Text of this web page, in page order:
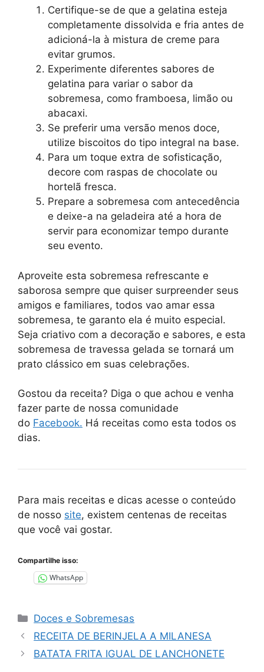
Certifique-se de que a gelatina esteja
completamente dissolvida e fria antes de
adicioná-la à mistura de creme para
evitar grumos.
Experimente diferentes sabores de
gelatina para variar o sabor da
sobremesa, como framboesa, limão ou
abacaxi.
Se preferir uma versão menos doce,
utilize biscoitos do tipo integral na base.
Para um toque extra de sofisticação,
decore com raspas de chocolate ou
hortelã fresca.
Prepare a sobremesa com antecedência
e deixe-a na geladeira até a hora de
servir para economizar tempo durante
seu evento.
Aproveite esta sobremesa refrescante e
saborosa sempre que quiser surpreender seus
amigos e familiares, todos vao amar essa
sobremesa, te garanto ela é muito especial.
Seja criativo com a decoração e sabores, e esta
sobremesa de travessa gelada se tornará um
prato clássico em suas celebrações.
Gostou da receita? Diga o que achou e venha
fazer parte de nossa comunidade
do Facebook. Há receitas como esta todos os
dias.
Para mais receitas e dicas acesse o conteúdo
de nosso site, existem centenas de receitas
que você vai gostar.
Compartilhe isso:
WhatsApp
Categorias
Doces e Sobremesas
RECEITA DE BERINJELA A MILANESA
BATATA FRITA IGUAL DE LANCHONETE